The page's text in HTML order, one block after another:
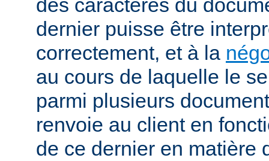
des caractères du
dernier puisse être
correctement, et à la
au cours de laquelle le
parmi plusieurs
renvoie au client en
de ce dernier en matière